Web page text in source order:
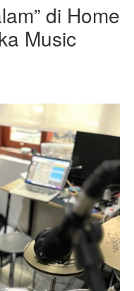
di Home
Music